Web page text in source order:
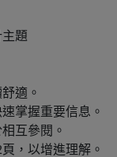
題
適。
掌握重要信息。
互參閱。
，以增進理解。